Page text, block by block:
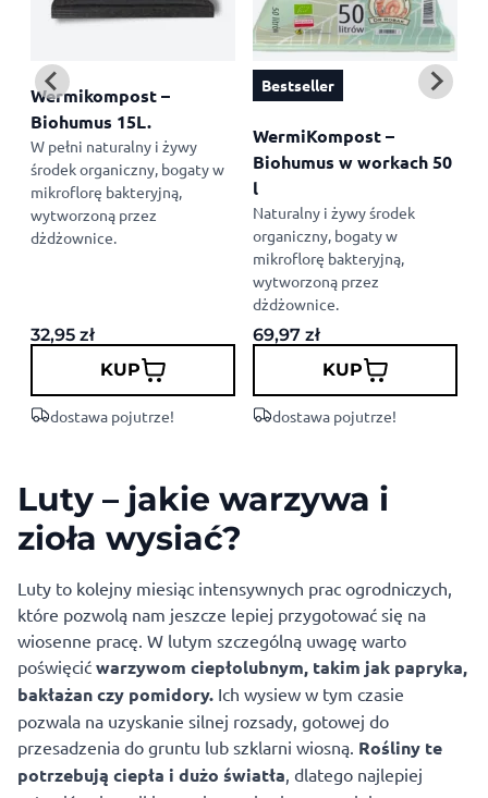
Wermikompost –
Biohumus 15L.
W pełni naturalny i żywy
środek organiczny, bogaty w
mikroflorę bakteryjną,
wytworzoną przez
dżdżownice.
32,95 zł
KUP
dostawa pojutrze!
Bestseller
WermiKompost –
Biohumus w workach 50
l
Naturalny i żywy środek
organiczny, bogaty w
mikroflorę bakteryjną,
wytworzoną przez
dżdżownice.
69,97 zł
KUP
dostawa pojutrze!
Luty – jakie warzywa i
zioła wysiać?
Luty to kolejny miesiąc intensywnych prac ogrodniczych,
które pozwolą nam jeszcze lepiej przygotować się na
wiosenne pracę. W lutym szczególną uwagę warto
poświęcić warzywom ciepłolubnym, takim jak papryka,
bakłażan czy pomidory. Ich wysiew w tym czasie
pozwala na uzyskanie silnej rozsady, gotowej do
przesadzenia do gruntu lub szklarni wiosną. Rośliny te
potrzebują ciepła i dużo światła, dlatego najlepiej